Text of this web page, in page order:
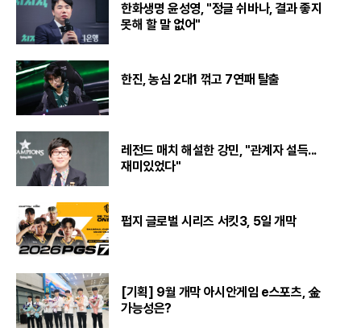
한화생명 윤성영, "정글 쉬바나, 결과 좋지
못해 할 말 없어"
한진, 농심 2대1 꺾고 7연패 탈출
레전드 매치 해설한 강민, "관계자 설득...
재미있었다"
펍지 글로벌 시리즈 서킷3, 5일 개막
[기획] 9월 개막 아시안게임 e스포츠, 金
가능성은?